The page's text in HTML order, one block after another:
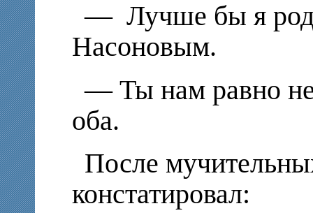
— Лучше бы я
Насоновым.
— Ты нам равно
оба.
После
констатировал: